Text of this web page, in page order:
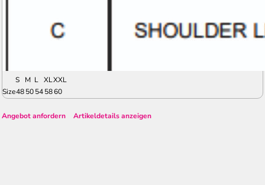
S M L XLXXL
Size4850545860
Angebot anfordern Artikeldetails anzeigen